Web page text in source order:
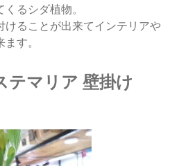
るシダ植物。
けることが出来てインテリアや
す。
テマリア 壁掛け